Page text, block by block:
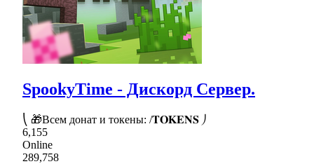
SpookyTime - Дискорд Сервер.
⎝ 🎁Всем донат и токены: /𝐓𝐎𝐊𝐄𝐍𝐒 ⎠
6,155
Online
289,758